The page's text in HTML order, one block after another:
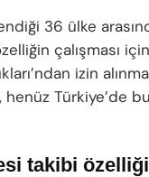
36 ülke
çalışması
izin
henüz Türkiye’de
takibi